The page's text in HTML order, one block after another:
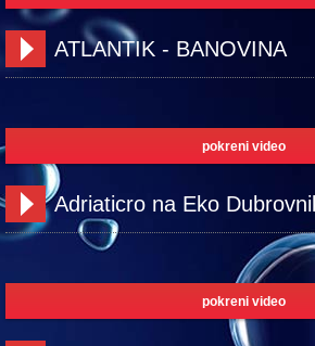
ATLANTIK - BANOVINA
pokreni video
Adriaticro na Eko
pokreni video